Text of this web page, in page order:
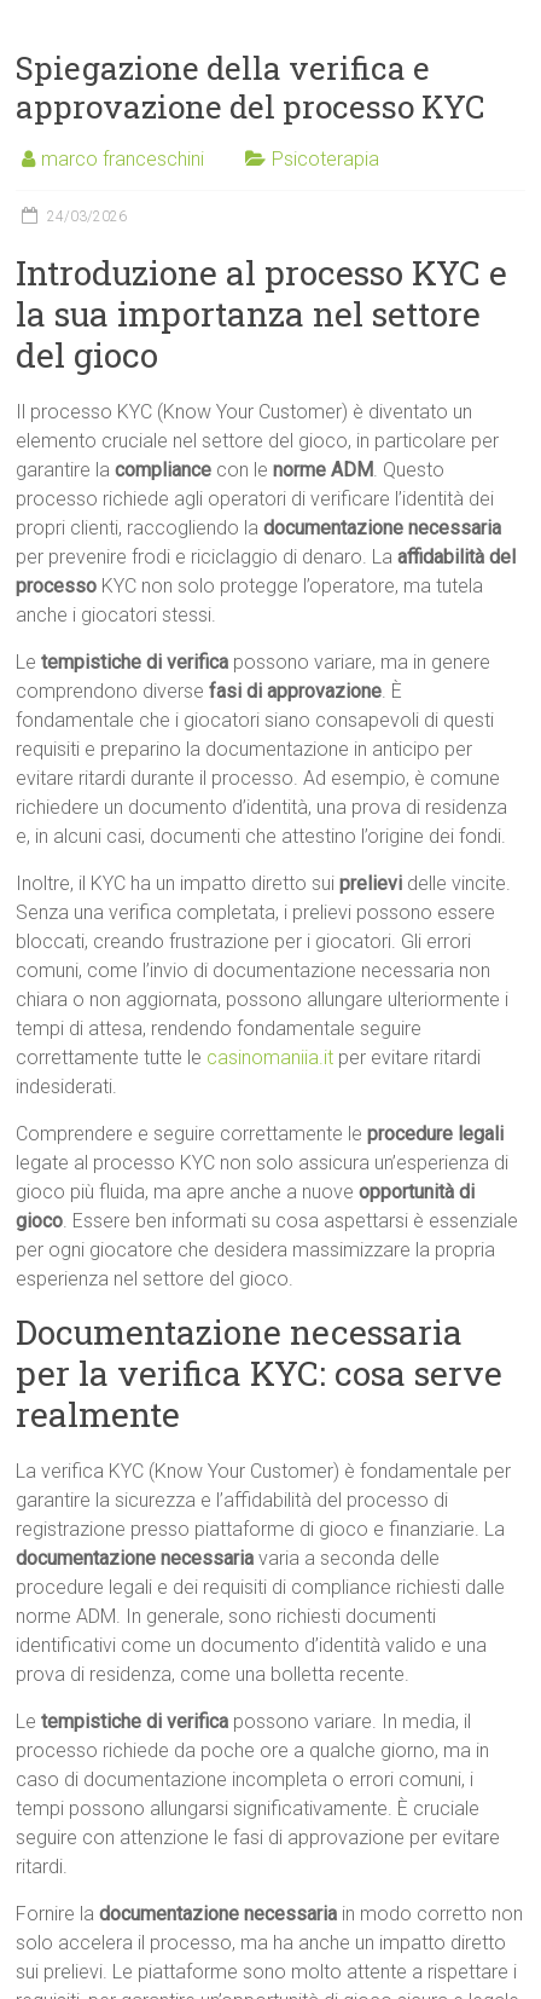
Spiegazione della verifica e
approvazione del processo KYC
marco franceschini Psicoterapia
24/03/2026
Introduzione al processo KYC e
la sua importanza nel settore
del gioco
Il processo KYC (Know Your Customer) è diventato un
elemento cruciale nel settore del gioco, in particolare per
garantire lacompliance con lenorme ADM. Questo
processo richiede agli operatori di verificare l’identità dei
propri clienti, raccogliendo ladocumentazione necessaria
per prevenire frodi e riciclaggio di denaro. Laaffidabilità del
processo KYC non solo protegge l’operatore, ma tutela
anche i giocatori stessi.
Letempistiche di verifica possono variare, ma in genere
comprendono diversefasi di approvazione. È
fondamentale che i giocatori siano consapevoli di questi
requisiti e preparino la documentazione in anticipo per
evitare ritardi durante il processo. Ad esempio, è comune
richiedere un documento d’identità, una prova di residenza
e, in alcuni casi, documenti che attestino l’origine dei fondi.
Inoltre, il KYC ha un impatto diretto suiprelievi delle vincite.
Senza una verifica completata, i prelievi possono essere
bloccati, creando frustrazione per i giocatori. Gli errori
comuni, come l’invio di documentazione necessaria non
chiara o non aggiornata, possono allungare ulteriormente i
tempi di attesa, rendendo fondamentale seguire
correttamente tutte le casinomaniia.it per evitare ritardi
indesiderati.
Comprendere e seguire correttamente leprocedure legali
legate al processo KYC non solo assicura un’esperienza di
gioco più fluida, ma apre anche a nuoveopportunità di
gioco. Essere ben informati su cosa aspettarsi è essenziale
per ogni giocatore che desidera massimizzare la propria
esperienza nel settore del gioco.
Documentazione necessaria
per la verifica KYC: cosa serve
realmente
La verifica KYC (Know Your Customer) è fondamentale per
garantire la sicurezza e l’affidabilità del processo di
registrazione presso piattaforme di gioco e finanziarie. La
documentazione necessaria varia a seconda delle
procedure legali e dei requisiti di compliance richiesti dalle
norme ADM. In generale, sono richiesti documenti
identificativi come un documento d’identità valido e una
prova di residenza, come una bolletta recente.
Letempistiche di verifica possono variare. In media, il
processo richiede da poche ore a qualche giorno, ma in
caso di documentazione incompleta o errori comuni, i
tempi possono allungarsi significativamente. È cruciale
seguire con attenzione le fasi di approvazione per evitare
ritardi.
Fornire ladocumentazione necessaria in modo corretto non
solo accelera il processo, ma ha anche un impatto diretto
sui prelievi. Le piattaforme sono molto attente a rispettare i